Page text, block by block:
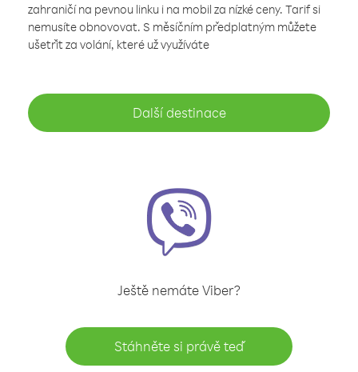
zahraničí na pevnou linku i na mobil za nízké ceny. Tarif si
nemusíte obnovovat. S měsíčním předplatným můžete
ušetřit za volání, které už využíváte
Další destinace
Ještě nemáte Viber?
Stáhněte si právě teď